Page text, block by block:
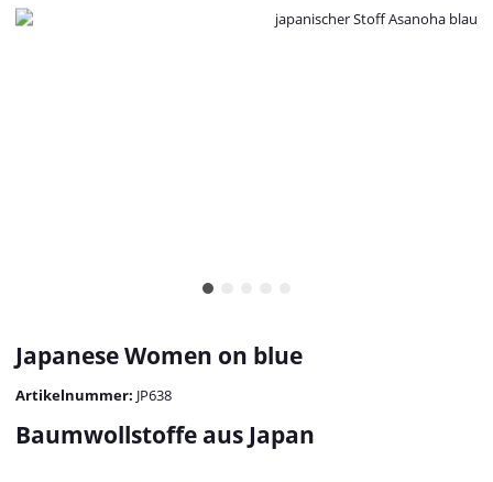
Japanese Women on blue
Artikelnummer: JP638
Baumwollstoffe aus Japan